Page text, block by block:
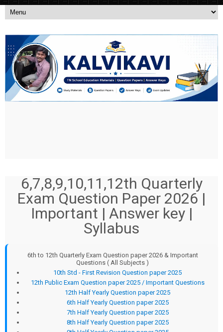
6,7,8,9,10,11,12th Quarterly
Exam Question Paper 2026 |
Important | Answer key |
Syllabus
6th to 12th Quarterly Exam Question paper 2026 & Important
Questions ( All Subjects )
10th Std - First Revision Question paper 2025
12th Public Exam Question paper 2025 / Important Questions
12th Half Yearly Question paper 2025
6th Half Yearly Question paper 2025
7th Half Yearly Question paper 2025
8th Half Yearly Question paper 2025